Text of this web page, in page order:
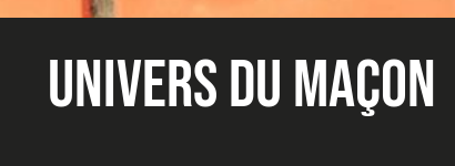
Univers du Maçon